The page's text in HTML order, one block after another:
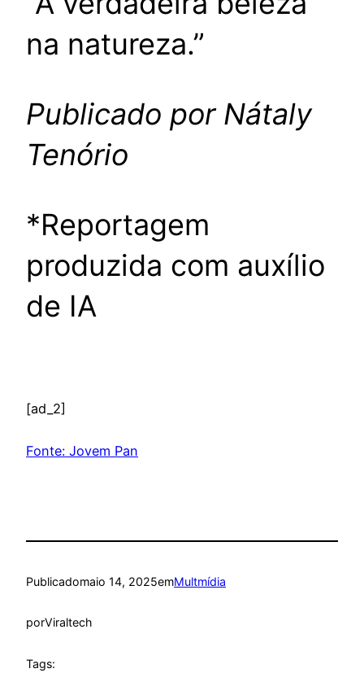
na natureza.”
Publicado por Nátaly
Tenório
*Reportagem
produzida com auxílio
de IA
[ad_2]
Fonte: Jovem Pan
Publicadomaio 14, 2025emMultmídia
porViraltech
Tags: